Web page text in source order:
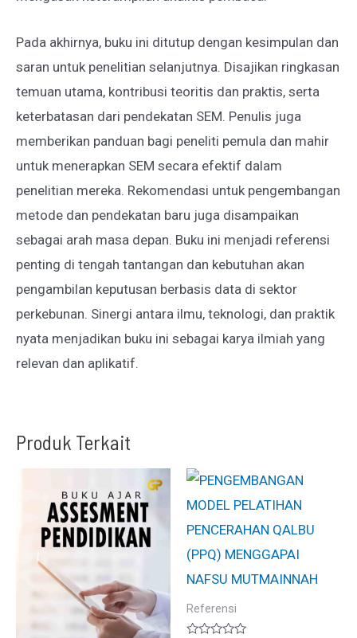
Pada akhirnya, buku ini ditutup dengan kesimpulan dan
saran untuk penelitian selanjutnya. Disajikan ringkasan
temuan utama, kontribusi teoritis dan praktis, serta
keterbatasan dari pendekatan SEM. Penulis juga
memberikan panduan bagi peneliti pemula dan mahir
untuk menerapkan SEM secara efektif dalam
penelitian mereka. Rekomendasi untuk pengembangan
metode dan pendekatan baru juga disampaikan
sebagai arah masa depan. Buku ini menjadi referensi
penting di tengah tantangan dan kebutuhan akan
pengambilan keputusan berbasis data di sektor
perkebunan. Sinergi antara ilmu, teknologi, dan praktik
nyata menjadikan buku ini sebagai karya ilmiah yang
relevan dan aplikatif.
Produk Terkait
Referensi